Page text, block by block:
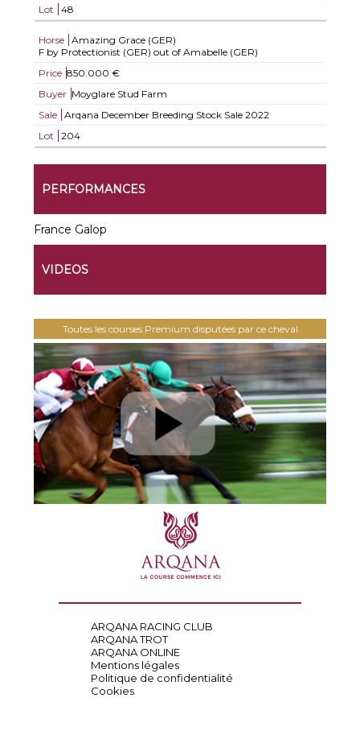
Lot
48
Horse
Amazing Grace (GER)
F by Protectionist (GER) out of Amabelle (GER)
Price 850.000 €
Buyer Moyglare Stud Farm
Sale
Arqana December Breeding Stock Sale 2022
Lot
204
PERFORMANCES
France Galop
VIDEOS
Toutes les courses Premium disputées par ce cheval
ARQANA RACING CLUB
ARQANA TROT
ARQANA ONLINE
Mentions légales
Politique de confidentialité
Cookies